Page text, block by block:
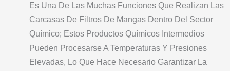
Es Una De Las Muchas Funciones Que Realizan Las
Carcasas De Filtros De Mangas Dentro Del Sector
Químico; Estos Productos Químicos Intermedios
Pueden Procesarse A Temperaturas Y Presiones
Elevadas, Lo Que Hace Necesario Garantizar La